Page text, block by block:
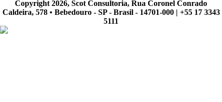
Copyright 2026, Scot Consultoria, Rua Coronel Conrado
Caldeira, 578 • Bebedouro - SP - Brasil - 14701-000 | +55 17 3343
5111